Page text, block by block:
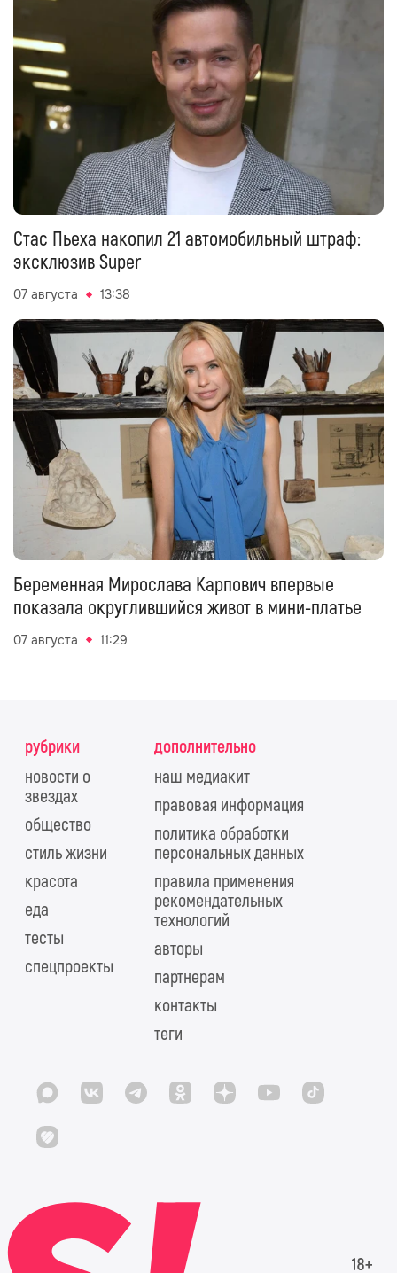
Стас Пьеха накопил 21 автомобильный штраф:
эксклюзив Super
07 августа 13:38
Беременная Мирослава Карпович впервые
показала округлившийся живот в мини-платье
07 августа 11:29
рубрики
новости о
звездах
общество
стиль жизни
красота
еда
тесты
спецпроекты
дополнительно
наш медиакит
правовая информация
политика обработки
персональных данных
правила применения
рекомендательных
технологий
авторы
партнерам
контакты
теги